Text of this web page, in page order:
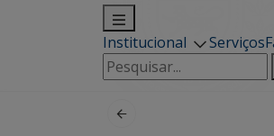
Institucional Serviços
Pesquisar
por: